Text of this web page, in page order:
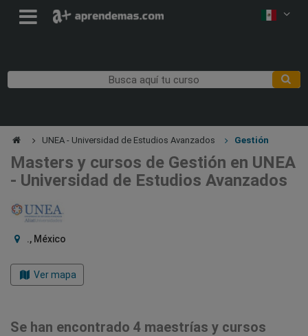
UNEA - Universidad de Estudios Avanzados Gestión
Masters y cursos de Gestión en UNEA
- Universidad de Estudios Avanzados
., México
Ver mapa
Se han encontrado 4 maestrías y cursos